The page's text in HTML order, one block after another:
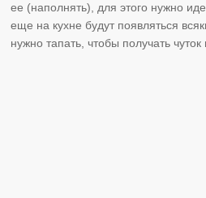
ее (наполнять), для этого нужно
еще на кухне будут появляться
нужно тапать, чтобы получать